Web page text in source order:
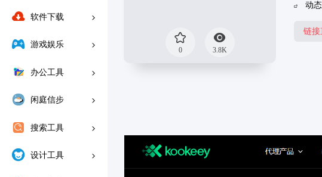
软件下载
游戏娱乐
办公工具
闲庭信步
搜索工具
设计工具
0 3.8K
动
链接